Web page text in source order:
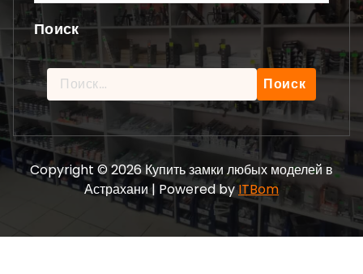
Поиск
Найти:
Copyright © 2026 Купить замки любых моделей в
Астрахани | Powered byITBom